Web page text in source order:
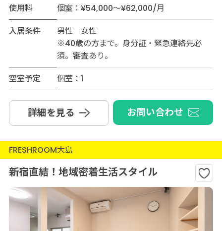
使用料
個室：¥54,000～¥62,000/月
入居条件
男性 女性
※40歳の方まで。身分証・緊急連絡先必
須。審査あり。
空室予定
個室：1
詳細を見る お問い合わせ
FRESHROOM大島
新宿直結！地域密着生活スタイル